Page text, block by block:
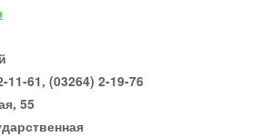
11-61, (03264) 2-19-76
55